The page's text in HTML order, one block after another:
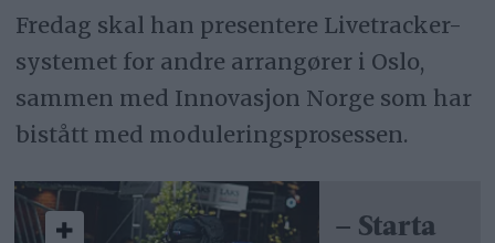
Fredag skal han presentere Livetracker-
systemet for andre arrangører i Oslo,
sammen med Innovasjon Norge som har
bistått med moduleringsprosessen.
– Starta